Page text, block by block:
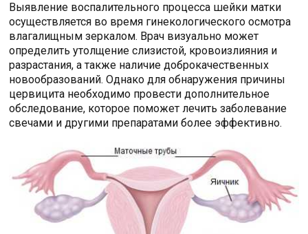
Выявление воспалительного процесса шейки матки
осуществляется во время гинекологического осмотра
влагалищным зеркалом. Врач визуально может
определить утолщение слизистой, кровоизлияния и
разрастания, а также наличие доброкачественных
новообразований. Однако для обнаружения причины
цервицита необходимо провести дополнительное
обследование, которое поможет лечить заболевание
свечами и другими препаратами более эффективно.